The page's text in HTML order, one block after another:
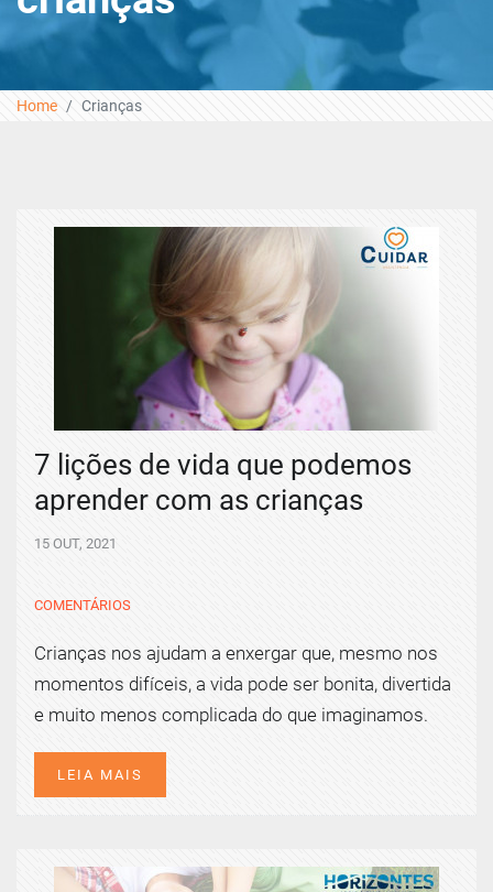
Home Crianças
7 lições de vida que podemos
aprender com as crianças
15 OUT, 2021
COMENTÁRIOS
Crianças nos ajudam a enxergar que, mesmo nos
momentos difíceis, a vida pode ser bonita, divertida
e muito menos complicada do que imaginamos.
LEIA MAIS